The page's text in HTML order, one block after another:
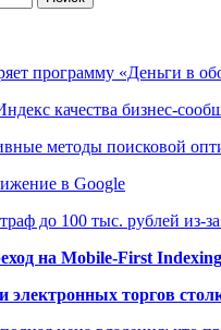
программу «Деньги в
качества бизнес-
методы поисковой
в Google
до 100 тыс. рублей из-
на Mobile-First Indexing
электронных торгов